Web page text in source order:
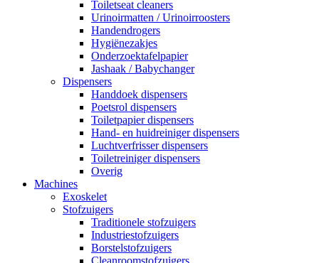
Toiletseat cleaners
Urinoirmatten / Urinoirroosters
Handendrogers
Hygiënezakjes
Onderzoektafelpapier
Jashaak / Babychanger
Dispensers
Handdoek dispensers
Poetsrol dispensers
Toiletpapier dispensers
Hand- en huidreiniger dispensers
Luchtverfrisser dispensers
Toiletreiniger dispensers
Overig
Machines
Exoskelet
Stofzuigers
Traditionele stofzuigers
Industriestofzuigers
Borstelstofzuigers
Cleanroomstofzuigers